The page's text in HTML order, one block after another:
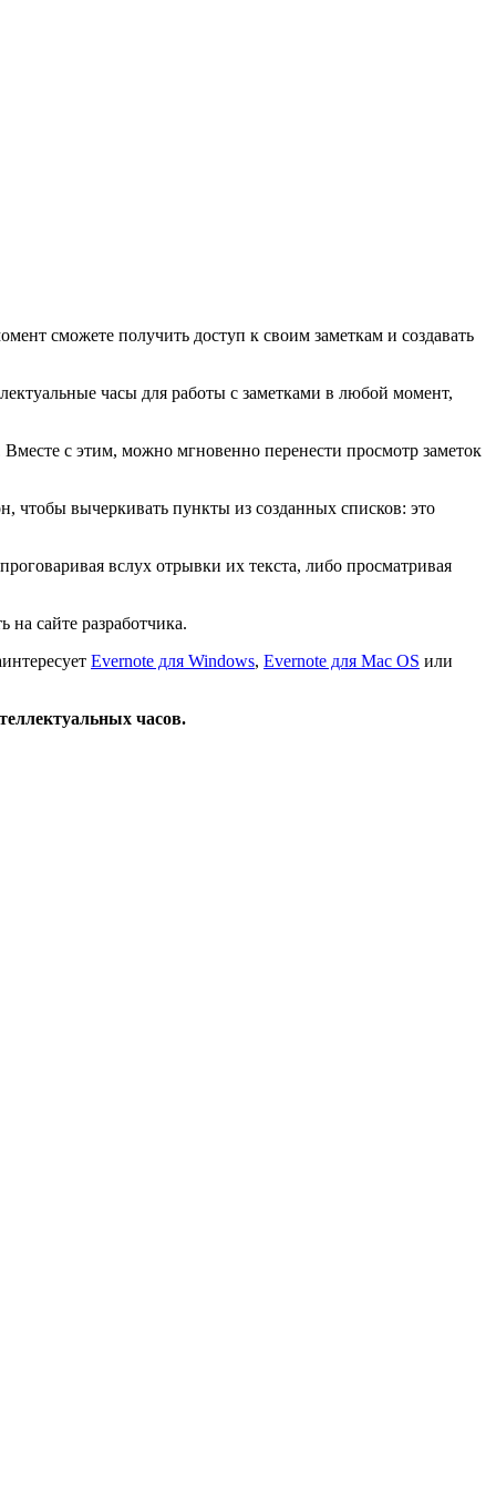
сможете получить доступ к своим заметкам и создавать
часы для работы с заметками в любой момент,
с этим, можно мгновенно перенести просмотр заметок
чтобы вычеркивать пункты из созданных списков: это
вслух отрывки их текста, либо просматривая
сайте разработчика.
Evernote для Windows, Evernote для Mac OS или
часов.